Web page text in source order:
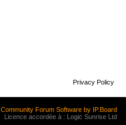
Privacy Policy
Community Forum Software by IP.Board
Licence accordée à : Logic Sunrise Ltd